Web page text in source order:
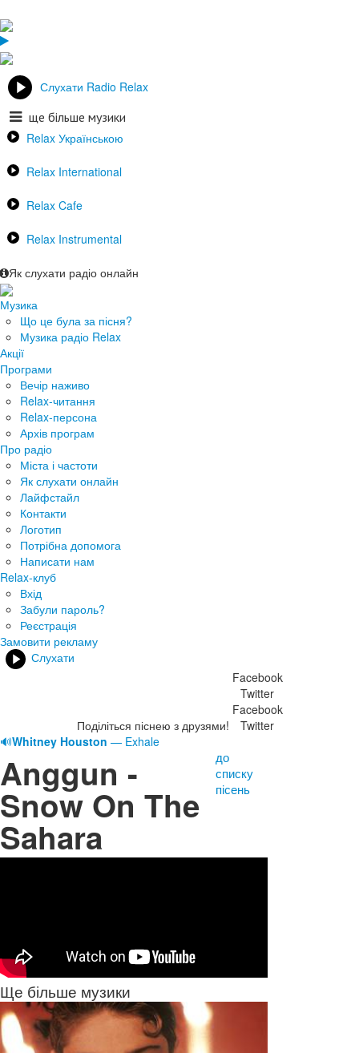
Слухати Radio Relax
ще більше музики
Relax Українською
Relax International
Relax Cafe
Relax Instrumental
Як слухати радіо онлайн
Музика
Що це була за пісня?
Музика радіо Relax
Акції
Програми
Вечір наживо
Relax-читання
Relax-персона
Архів програм
Про радіо
Міста і частоти
Як слухати онлайн
Лайфстайл
Контакти
Логотип
Потрібна допомога
Написати нам
Relax-клуб
Вхід
Забули пароль?
Реєстрація
Замовити рекламу
Слухати
Поділіться піснею з друзями!
Facebook
Twitter
Facebook
Twitter
🔊Whitney Houston — Exhale
Anggun -
Snow On The
Sahara
до
списку
пісень
Ще більше музики